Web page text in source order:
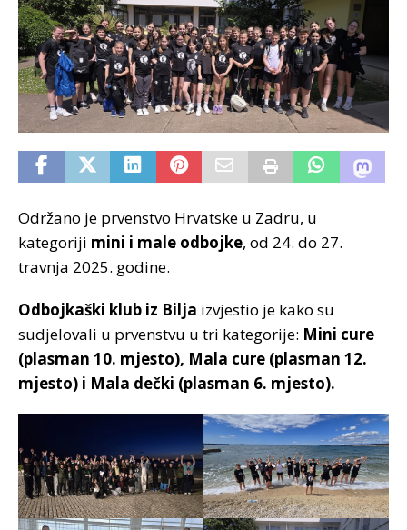
Održano je prvenstvo Hrvatske u Zadru, u
kategoriji mini i male odbojke, od 24. do 27.
travnja 2025. godine.
Odbojkaški klub iz Bilja izvjestio je kako su
sudjelovali u prvenstvu u tri kategorije: Mini cure
(plasman 10. mjesto), Mala cure (plasman 12.
mjesto) i Mala dečki (plasman 6. mjesto).